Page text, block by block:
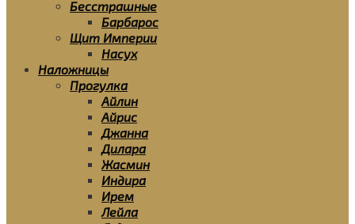
Бесстрашные
Барбарос
Щит Империи
Насух
Наложницы
Прогулка
Айлин
Айрис
Джанна
Дилара
Жасмин
Индира
Ирем
Лейла